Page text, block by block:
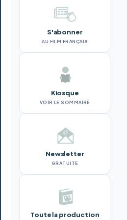
S'abonner
AU FILM FRANÇAIS
Kiosque
VOIR LE SOMMAIRE
Newsletter
GRATUITE
Toute la production